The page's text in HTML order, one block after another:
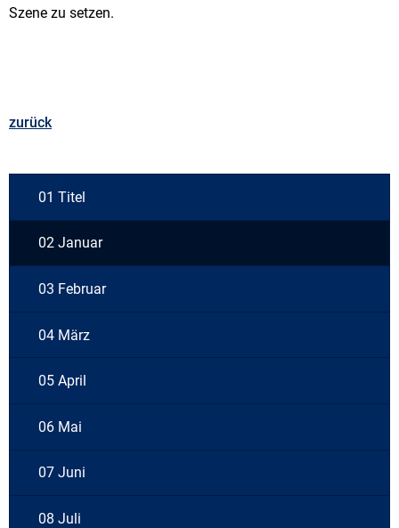
Szene zu setzen.
zurück
01 Titel
02 Januar
03 Februar
04 März
05 April
06 Mai
07 Juni
08 Juli